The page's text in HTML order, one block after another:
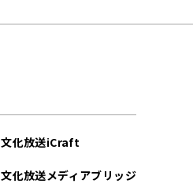
文化放送iCraft
文化放送メディアブリッジ